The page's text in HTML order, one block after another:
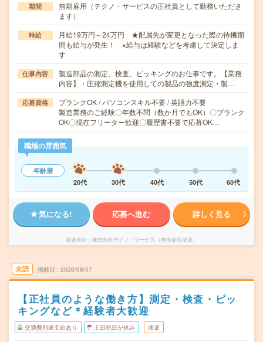
期間
無期雇用（テクノ・サービスの正社員として勤務いただき
ます）
時給
月給19万円～24万円 ★配属先が変更となった際の待機期
間も給与が発生！ ※給与は経験などを考慮して決定しま
す
仕事内容
製造部品の測定、検査、ピッキングのお仕事です。【業務
内容】・圧縮測定機を使用しての製品の強度測定・製…
応募資格
ブランクOK / パソコンスキル不要 / 英語力不要
製造業務のご経験〇年数不問（数か月でもOK）〇ブランク
OK〇現在フリーター歓迎〇履歴書不要で応募OK…
職場の雰囲気
年齢層
20代
30代 40代 50代 60代
気になる! 応募へ進む 詳しく見る
派遣会社 株式会社テクノ・サービス（無期雇用派遣）
未読 掲載日 2026/08/07
【正社員のような働き方】測定・検査・ピッ
キングなど＊経験者大歓迎
交通費別途支給あり 土日祝日が休み 派遣